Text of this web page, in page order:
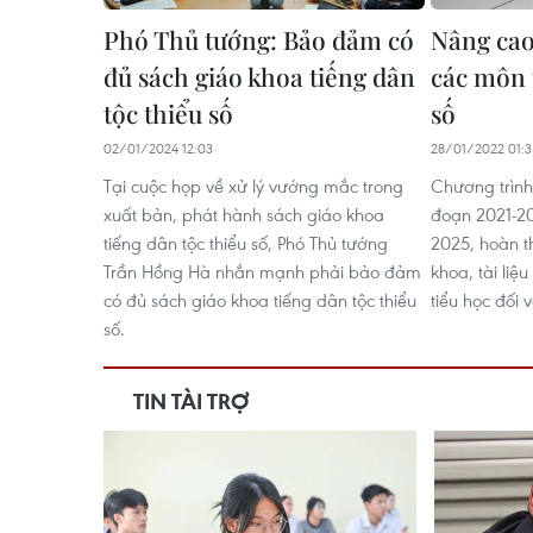
Phó Thủ tướng: Bảo đảm có
đủ sách giáo khoa tiếng dân
tộc thiểu số
02/01/2024 12:03
Tại cuộc họp về xử lý vướng mắc trong
xuất bản, phát hành sách giáo khoa
tiếng dân tộc thiểu số, Phó Thủ tướng
Trần Hồng Hà nhắn mạnh phải bảo đảm
có đủ sách giáo khoa tiếng dân tộc thiểu
số.
Nâng
các
số
28/01/2022
Chương
đoạn 2021-
2025, hoàn
khoa, tài
tiểu học đối